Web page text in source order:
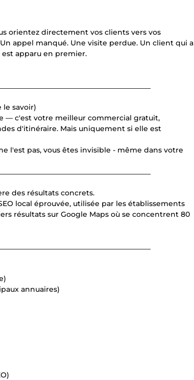
orientez directement vos clients vers vos
appel manqué. Une visite perdue. Un client qui a
apparu en premier.
savoir)
— c'est votre meilleur commercial gratuit,
d'itinéraire. Mais uniquement si elle est
l'est pas, vous êtes invisible - même dans votre
des résultats concrets.
local éprouvée, utilisée par les établissements
résultats sur Google Maps où se concentrent 80
annuaires)